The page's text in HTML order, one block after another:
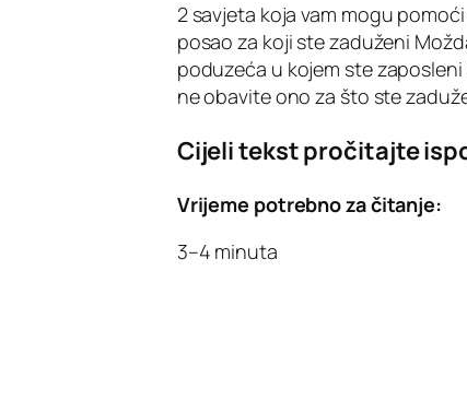
2 savjeta koja vam mogu
posao za koji ste zaduženi
poduzeća u kojem ste
ne obavite ono za što ste
Cijeli tekst pročitajte
Vrijeme potrebno za čitanje:
3–4 minuta